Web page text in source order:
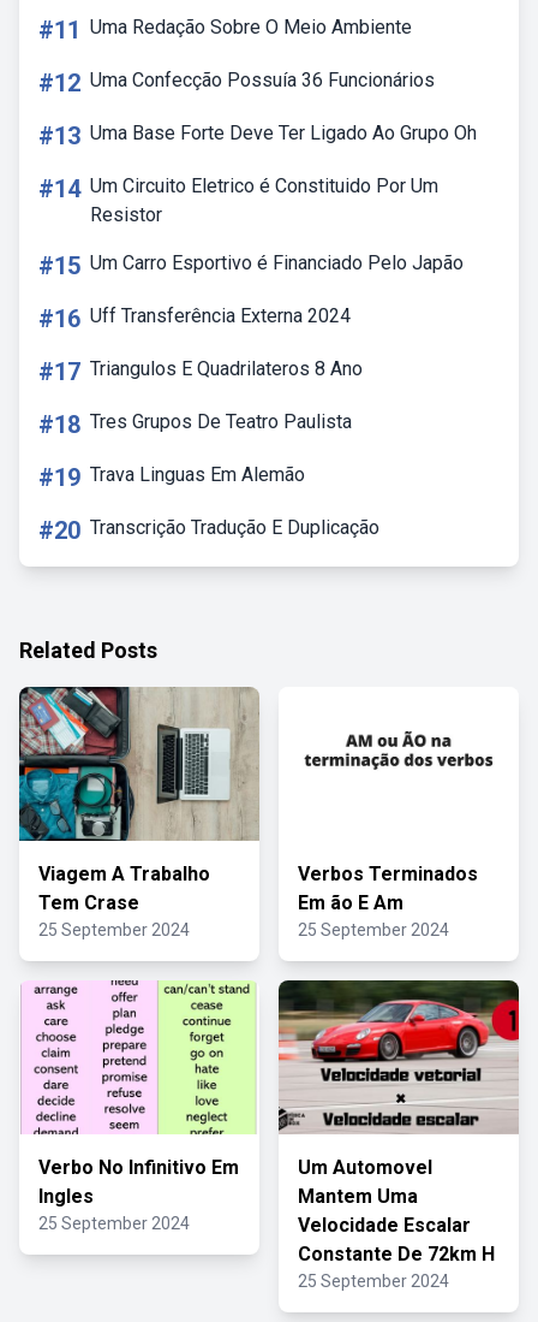
#11 Uma Redação Sobre O Meio Ambiente
#12 Uma Confecção Possuía 36 Funcionários
#13 Uma Base Forte Deve Ter Ligado Ao Grupo Oh
#14 Um Circuito Eletrico é Constituido Por Um
Resistor
#15 Um Carro Esportivo é Financiado Pelo Japão
#16 Uff Transferência Externa 2024
#17 Triangulos E Quadrilateros 8 Ano
#18 Tres Grupos De Teatro Paulista
#19 Trava Linguas Em Alemão
#20 Transcrição Tradução E Duplicação
Related Posts
Viagem A Trabalho
Tem Crase
25 September 2024
Verbos Terminados
Em ão E Am
25 September 2024
Verbo No Infinitivo Em
Ingles
25 September 2024
Um Automovel
Mantem Uma
Velocidade Escalar
Constante De 72km H
25 September 2024